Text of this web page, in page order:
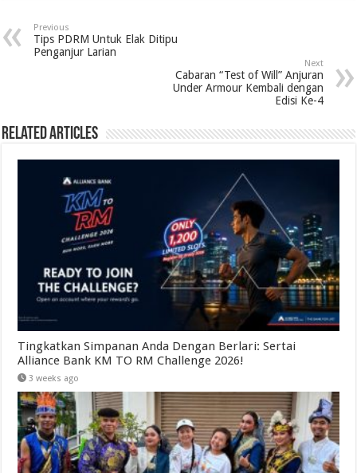
Previous
Tips PDRM Untuk Elak Ditipu
Penganjur Larian
Next
Cabaran “Test of Will” Anjuran
Under Armour Kembali dengan
Edisi Ke-4
Related Articles
Tingkatkan Simpanan Anda Dengan Berlari: Sertai
Alliance Bank KM TO RM Challenge 2026!
3 weeks ago